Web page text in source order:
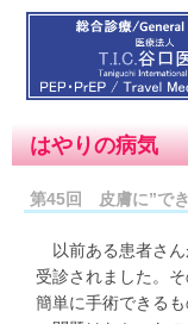
はやりの病気
第45回 皮膚に”で
以前ある患者さん
受診されました。そ
簡単に手術できる